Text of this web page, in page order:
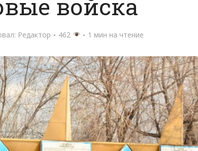
войска
Редактор 462 1 мин на чтение